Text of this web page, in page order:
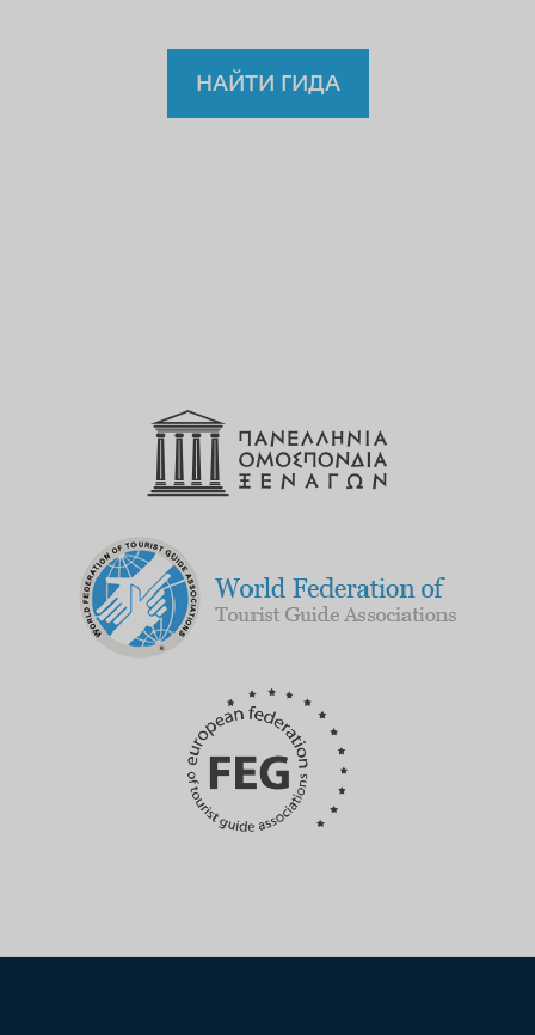
НАЙТИ ГИДА